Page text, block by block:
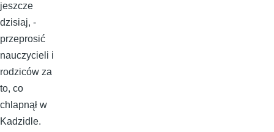
jeszcze
dzisiaj, -
przeprosić
nauczycieli i
rodziców za
to, co
chlapnął w
Kadzidle.